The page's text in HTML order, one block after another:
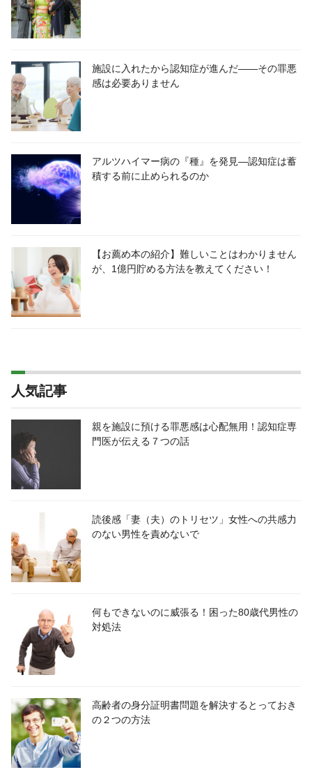
施設に入れたから認知症が進んだ――その罪悪
感は必要ありません
アルツハイマー病の『種』を発見―認知症は蓄
積する前に止められるのか
【お薦め本の紹介】難しいことはわかりません
が、1億円貯める方法を教えてください！
人気記事
親を施設に預ける罪悪感は心配無用！認知症専
門医が伝える７つの話
読後感「妻（夫）のトリセツ」女性への共感力
のない男性を責めないで
何もできないのに威張る！困った80歳代男性の
対処法
高齢者の身分証明書問題を解決するとっておき
の２つの方法